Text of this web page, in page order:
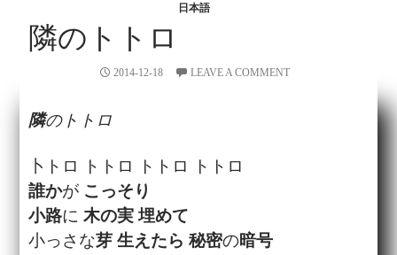
日本語
隣のトトロ
2014-12-18 LEAVE A COMMENT
隣のトトロ
卜トロ トトロ トトロ トトロ
誰かが こっそり
小路に 木の実 埋めて
小っさな芽 生えたら 秘密の暗号